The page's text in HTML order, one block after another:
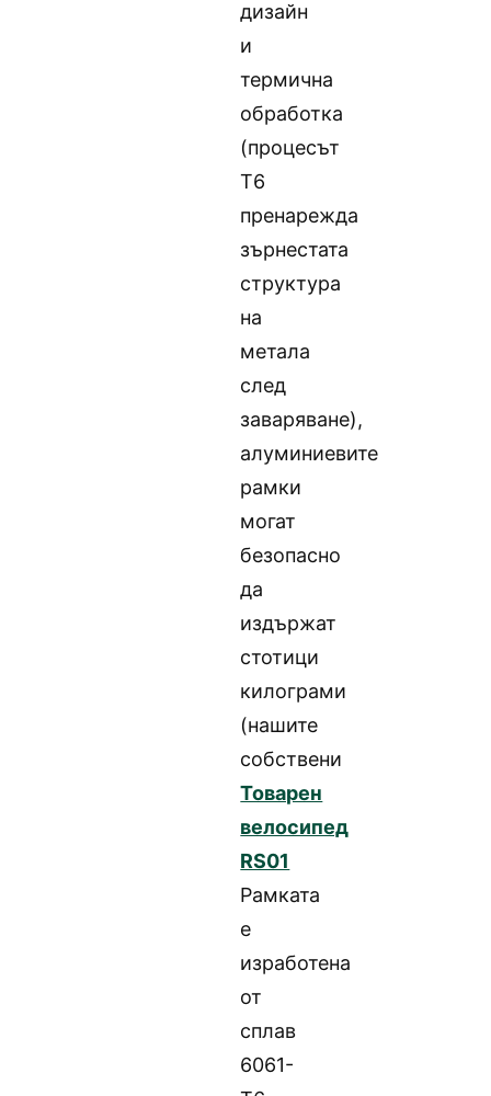
дизайн
и
термична
обработка
(процесът
T6
пренарежда
зърнестата
структура
на
метала
след
заваряване),
алуминиевите
рамки
могат
безопасно
да
издържат
стотици
килограми
(нашите
собствени
Товарен
велосипед
RS01
Рамката
е
изработена
от
сплав
6061-